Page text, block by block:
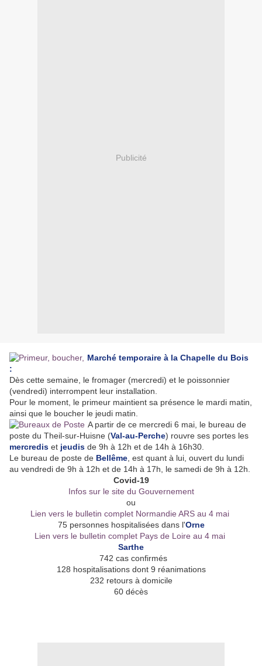
Publicité
Marché temporaire à la Chapelle du Bois
:
Dès cette semaine, le fromager (mercredi) et le poissonnier
(vendredi) interrompent leur installation.
Pour le moment, le primeur maintient sa présence le mardi matin,
ainsi que le boucher le jeudi matin.
A partir de ce mercredi 6 mai, le bureau de
poste du Theil-sur-Huisne (Val-au-Perche) rouvre ses portes les
mercredis et jeudis de 9h à 12h et de 14h à 16h30.
Le bureau de poste de Bellême , est quant à lui, ouvert du lundi
au vendredi de 9h à 12h et de 14h à 17h, le samedi de 9h à 12h.
Covid-19
Infos sur le site du Gouvernement
ou
Lien vers le bulletin complet Normandie ARS au 4 mai
75 personnes hospitalisées dans l'Orne
Lien vers le bulletin complet Pays de Loire au 4 mai
Sarthe
742 cas confirmés
128 hospitalisations dont 9 réanimations
232 retours à domicile
60 décès